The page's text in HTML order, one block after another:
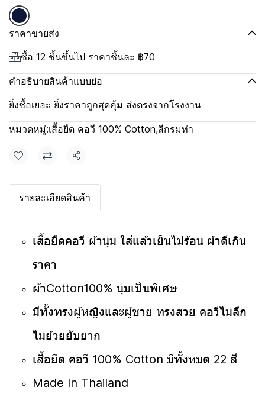
ราคาขายส่ง
ซื้อ 12 ชิ้นขึ้นไป ราคาชิ้นละ ฿70
คำอธิบายสินค้าแบบย่อ
ยิ่งซื้อเยอะ ยิ่งราคาถูกสุดคุ้ม ส่งตรงจากโรงงาน
หมวดหมู่:เสื้อยืด คอวี 100% Cotton,สีกรมท่า
แชร์
รายละเอียดสินค้า
เสื้อยืดคอวี ผ้านุ่ม ใส่แล้วเย็นไม่ร้อน ผ้าดีเกิน
ราคา
ผ้าCotton100% นุ่มเป็นพิเศษ
มีทั้งทรงผู้หญิงและผู้ชาย ทรงสวย คอวีไม่ลึก
ไม่ย้วยยับยาก
เสื้อยืด คอวี 100% Cotton มีทั้งหมด 22 สี
Made In Thailand